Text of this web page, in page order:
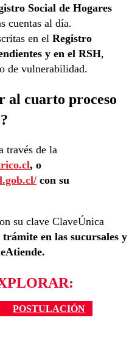
Social de Hogares
cuentas al día.
en el Registro
y en el RSH,
de vulnerabilidad.
al cuarto proceso
través de la
, o
con su
su clave ClaveÚnica
en las sucursales y
POSTULACIÓN